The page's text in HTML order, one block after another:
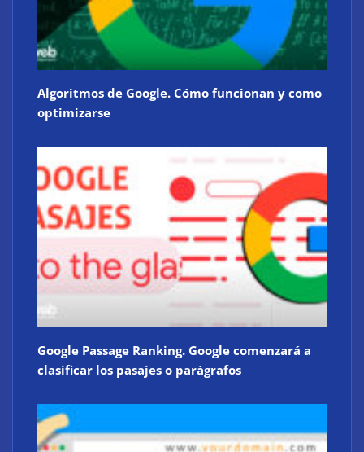
Algoritmos de Google. Cómo funcionan y como
optimizarse
Google Passage Ranking. Google comenzará a
clasificar los pasajes o parágrafos